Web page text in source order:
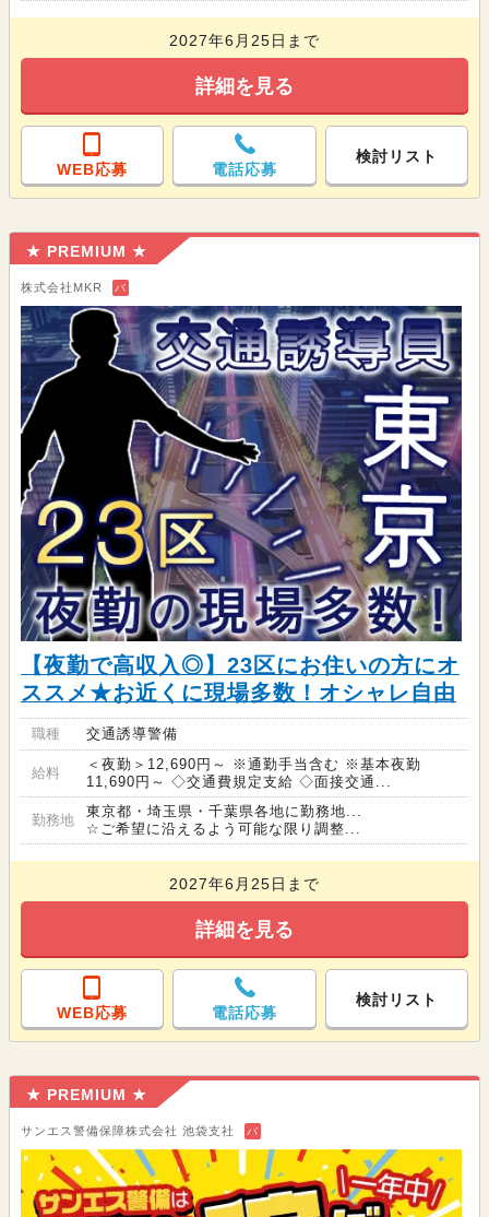
2027年6月25日まで
詳細を見る
WEB応募 電話応募
検討リスト
★ PREMIUM ★
株式会社MKR バ
【夜勤で高収入◎】23区にお住いの方にオ
ススメ★お近くに現場多数！オシャレ自由
職種 交通誘導警備
給料
＜夜勤＞12,690円～ ※通勤手当含む ※基本夜勤
11,690円～ ◇交通費規定支給 ◇面接交通...
勤務地
東京都・埼玉県・千葉県各地に勤務地...
☆ご希望に沿えるよう可能な限り調整...
2027年6月25日まで
詳細を見る
WEB応募 電話応募
検討リスト
★ PREMIUM ★
サンエス警備保障株式会社 池袋支社 バ